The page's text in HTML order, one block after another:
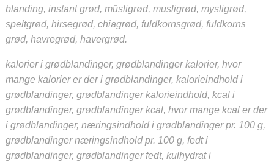
blanding, instant grød, müsligrød, musligrød, mysligrød,
speltgrød, hirsegrød, chiagrød, fuldkornsgrød, fuldkorns
grød, havregrød, havergrød.
kalorier i grødblandinger, grødblandinger kalorier, hvor
mange kalorier er der i grødblandinger, kalorieindhold i
grødblandinger, grødblandinger kalorieindhold, kcal i
grødblandinger, grødblandinger kcal, hvor mange kcal er der
i grødblandinger, næringsindhold i grødblandinger pr. 100 g,
grødblandinger næringsindhold pr. 100 g, fedt i
grødblandinger, grødblandinger fedt, kulhydrat i